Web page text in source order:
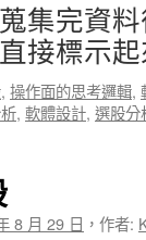
集完資
接標示
, 操作面的思考邏輯,
, 軟體設計, 選股分
8 月 29 日 ， 作者: